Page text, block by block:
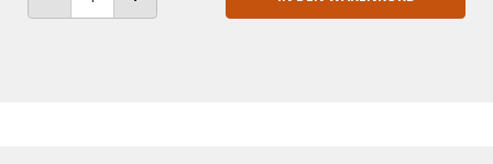
ANZAHL VERRINGERNANZAHL ERHÖHEN